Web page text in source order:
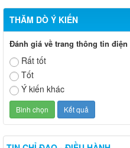
THĂM DÒ Ý KIẾN
Đánh giá về trang thông tin điện
Rất tốt
Tốt
Ý kiến khác